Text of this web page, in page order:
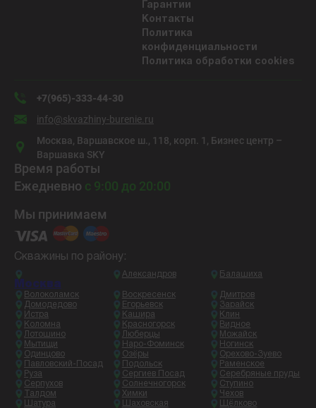
Гарантии
Контакты
Политика
конфиденциальности
Политика обработки cookies
+7(965)-333-44-30
info@skvazhiny-burenie.ru
Москва, Варшавское ш., 118, корп. 1, Бизнес центр –
Варшавка SKY
Время работы
Ежедневно с 9:00 до 20:00
Мы принимаем
Скважины по району:
Москва
Александров Балашиха
Волоколамск Воскресенск
Дмитров
Домодедово
Егорьевск
Зарайск
Истра
Кашира
Клин
Коломна
Красногорск
Видное
Лотошино
Люберцы
Можайск
Мытищи
Наро-Фоминск
Ногинск
Одинцово
Озёры
Орехово-Зуево
Павловский-Посад
Подольск
Раменское
Руза
Сергиев Посад
Серебряные пруды
Серпухов
Солнечногорск
Ступино
Талдом
Химки
Чехов
Шатура
Шаховская Щёлково